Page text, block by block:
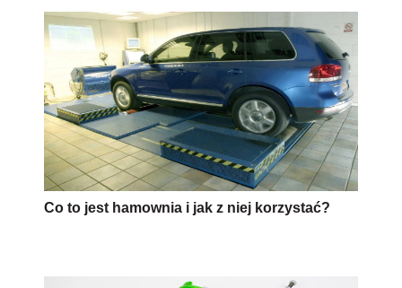
Co to jest hamownia i jak z niej korzystać?